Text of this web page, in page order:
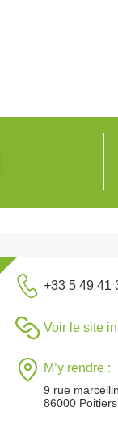
+33 5 49 41
Voir le site
M’y rendre :
9 rue
86000 Poitiers